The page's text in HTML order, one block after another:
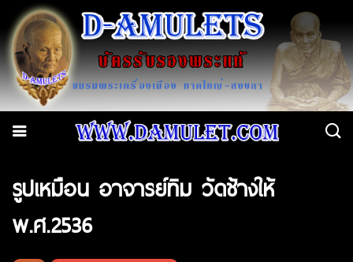
รูปเหมือน อาจารย์ทิม วัดช้างให้
พ.ศ.2536